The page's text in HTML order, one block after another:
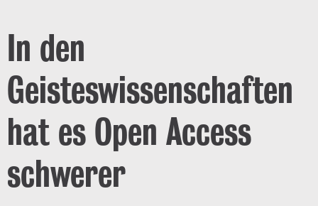
In den
Geisteswissenschaften
hat es Open Access
schwerer